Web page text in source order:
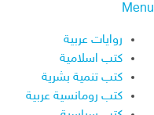
Menu
روايات عربية
كتب اسلامية
كتب تنمية بشرية
كتب رومانسية عربية